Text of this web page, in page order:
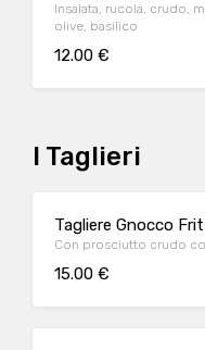
Insalata, rucola, crudo,
olive, basilico
12.00 €
I Taglieri
Tagliere Gnocco
Con prosciutto crudo
15.00 €